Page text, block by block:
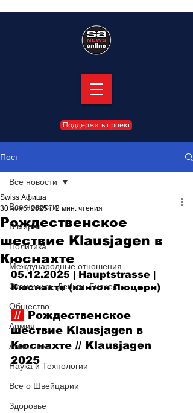
Поддержать проект
Пост
Все новости
В мире
Политика
Международные отношения
Экономика. Деньги. Бизнес
Общество
Армия
Аналитика
Наука и Технологии
Все о Швейцарии
Здоровье
Все новости
Рождественское
шествие Klausjagen в
Кюснахте
Swiss Афиша
30 нояб. 2025 г. 2 мин. чтения
05.12.2025 | Hauptstrasse |
Кюснахте (кантон Люцерн)
//
Рождественское
шествие Klausjagen в
Кюснахте // Klausjagen
2025